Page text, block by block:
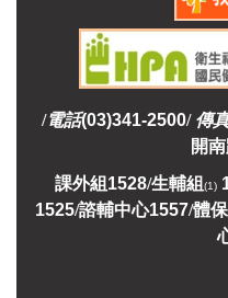
/電話(03)341-2500/ 傳
開
課外組 1528/生輔組 (1)
1525/諮輔中心1557/體